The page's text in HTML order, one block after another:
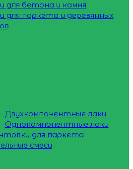
для бетона и камня
для паркета и деревянных
Двухкомпонентные лаки
Однокомпонентные лаки
для паркета
смеси